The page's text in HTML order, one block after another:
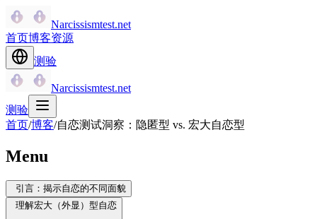
Narcissismtest.net
首页博客资源
测验
Narcissismtest.net
测验
首页/博客/自恋测试洞察：隐匿型 vs. 宏大自恋型
Menu
引言：揭示自恋的不同面貌
理解宏大（外显）型自恋